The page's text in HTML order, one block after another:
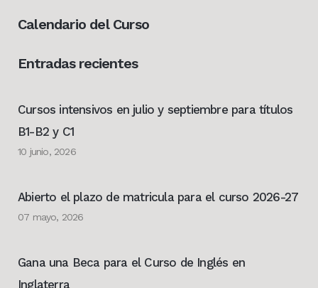
Calendario del Curso
Entradas recientes
Cursos intensivos en julio y septiembre para títulos
B1-B2 y C1
10 junio, 2026
Abierto el plazo de matricula para el curso 2026-27
07 mayo, 2026
Gana una Beca para el Curso de Inglés en
Inglaterra